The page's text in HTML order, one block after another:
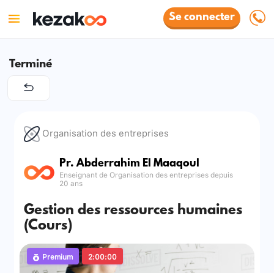
Se connecter
Terminé
Organisation des entreprises
Pr. Abderrahim El Maaqoul
Enseignant de Organisation des entreprises depuis
20 ans
Gestion des ressources humaines
(Cours)
Premium 2:00:00